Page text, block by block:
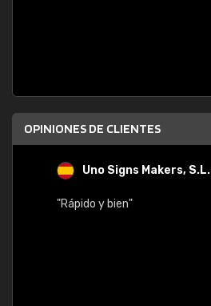
OPINIONES DE CLIENTES
Uno Signs Makers, S.L.
"Rápido y bien"